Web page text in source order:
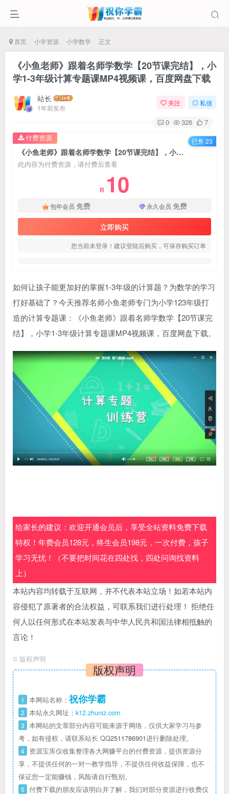
首页 小学资源 小学数学 正文
《小鱼老师》跟着名师学数学【20节课完结】，小
学1-3年级计算专题课MP4视频课，百度网盘下载
站长
1年前发布
关注 私信
0 326 7
《小鱼老师》跟着名师学数学【20节课完结】，小学1-3年级计算专题课MP4视频课，百度网盘下载
此内容为付费资源，请付费后查看
R 10
包年会员 免费 永久会员 免费
立即购买
您当前未登录！建议登陆后购买，可保存购买订单
付费资源 已售 23
如何让孩子能更加好的掌握1-3年级的计算题？为数学的学习
打好基础了？今天推荐名师小鱼老师专门为小学123年级打
造的计算专题课：《小鱼老师》跟着名师学数学【20节课完
结】，小学1-3年级计算专题课MP4视频课，百度网盘下载。
给家长的建议：欢迎开通会员后，享受全站资料免费下载
特权！年费会员128元，终生会员198元，一次付费，孩子
学习无忧！（不要把时间花在四处找，四处问询找资料
上）
本站内容均转载于互联网，并不代表本站立场！如若本站内
容侵犯了原著者的合法权益，可联系我们进行处理！ 拒绝任
何人以任何形式在本站发表与中华人民共和国法律相抵触的
言论！
© 版权声明
版权声明
1 本网站名称： 祝你学霸
2 本站永久网址： k12.zhuniz.com
3 本网站的文章部分内容可能来源于网络，仅供大家学习与参
考，如有侵权，请联系站长 QQ2511786901进行删除处理。
4 资源宝库仅收集整理各大网赚平台的付费资源，提供资源分
享，不提供任何的一对一教学指导，不提供任何收益保障，也不
保证您一定能赚钱，风险请自行甄别。
5 付费下载的朋友应该明白并了解，我们对部分资源进行收费仅